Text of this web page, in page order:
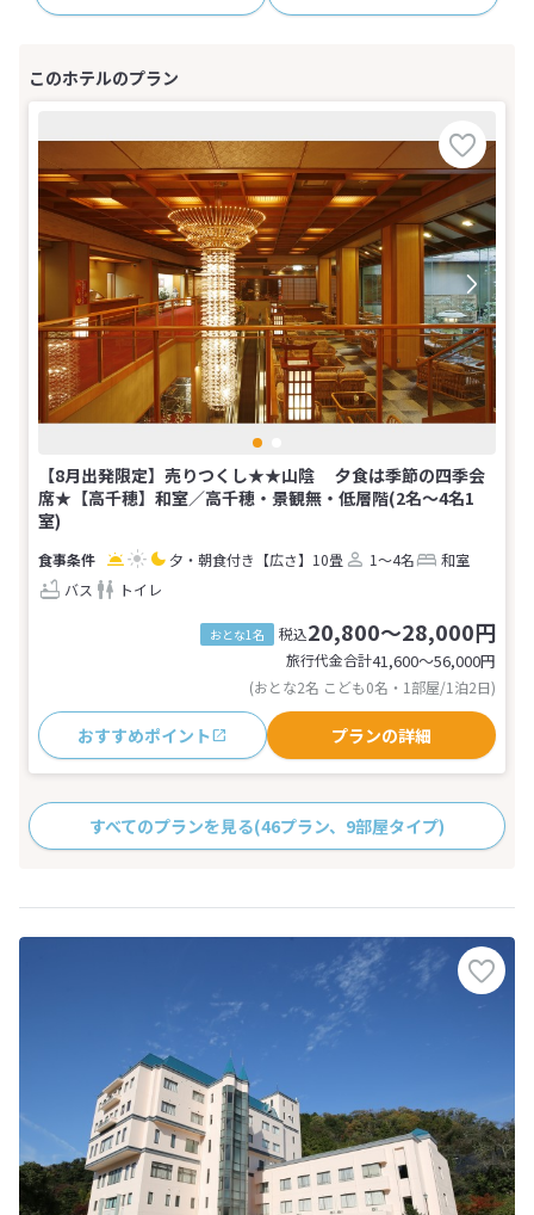
【8月出発限定】売りつくし★★山陰 夕食は季節の四季会
席★【高千穂】和室／高千穂・景観無・低層階(2名～4名1
室)
夕・朝食付き 【広さ】10畳 1～4名
和室
バス
トイレ
おとな1名 税込20,800～28,000円
旅行代金合計41,600〜56,000円
(おとな2名 こども0名・1部屋/1泊2日)
おすすめポイント プランの詳細
すべてのプランを見る(46プラン、9部屋タイプ)